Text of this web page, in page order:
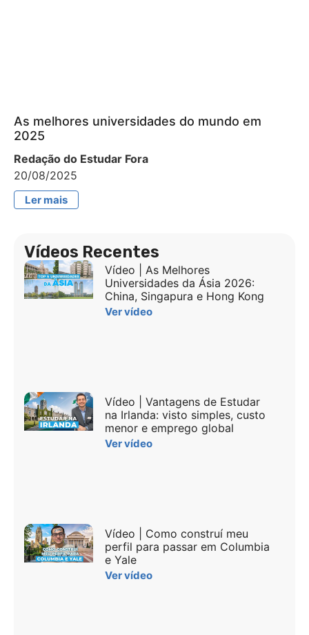
As melhores universidades do mundo em
2025
Redação do Estudar Fora
20/08/2025
Ler mais
Vídeos Recentes
Vídeo | As Melhores
Universidades da Ásia 2026:
China, Singapura e Hong Kong
Ver vídeo
Vídeo | Vantagens de Estudar
na Irlanda: visto simples, custo
menor e emprego global
Ver vídeo
Vídeo | Como construí meu
perfil para passar em Columbia
e Yale
Ver vídeo